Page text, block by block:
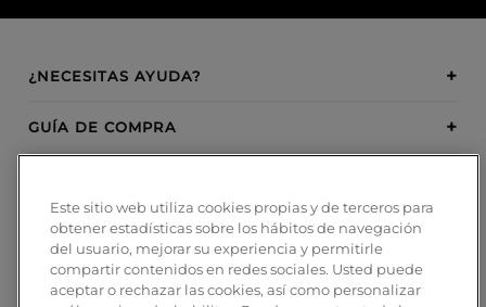
¿NECESITAS AYUDA?
GUÍA DE COMPRA
INSPIRATION
MÉTODOS DE PAGO
Este sitio web utiliza cookies propias y de terceros para
obtener estadísticas sobre los hábitos de navegación
del usuario, mejorar su experiencia y permitirle
compartir contenidos en redes sociales. Usted puede
aceptar o rechazar las cookies, así como personalizar